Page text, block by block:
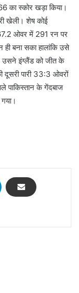
का स्कोर खड़ा किया।
खेली। शेष कोई
ओवर में 291 रन पर
ही बना सका हालांकि उसे
उसने इंग्लैंड को जीत के
दूसरी पारी 33:3 ओवरों
पाकिस्तान के गेंदबाज